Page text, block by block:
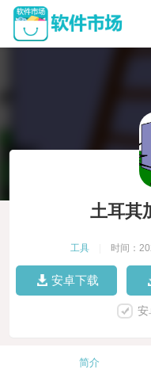
土耳其
工具 时间：
安卓下载
安
简介